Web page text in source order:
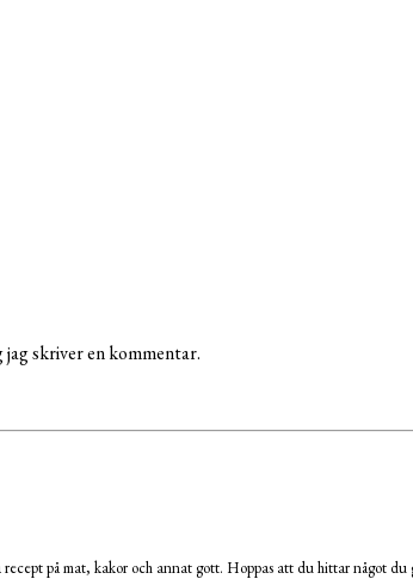
jag skriver en kommentar.
på mat, kakor och annat gott. Hoppas att du hittar något du